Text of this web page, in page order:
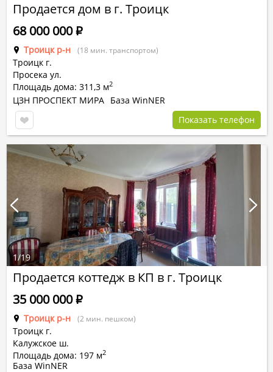
Продается дом в г. Троицк
Троицк р-н (18 мин. транспортом)
Троицк г.
Просека ул.
Площадь дома: 311,3 м2
68 000 000Р
ЦЗН ПРОСПЕКТ МИРА База WinNER
Показать телефон
Продается коттедж в КП в г. Троицк
Троицк р-н (2 мин. пешком)
Троицк г.
Калужское ш.
Площадь дома: 197 м2
35 000 000Р
База WinNER
1/19